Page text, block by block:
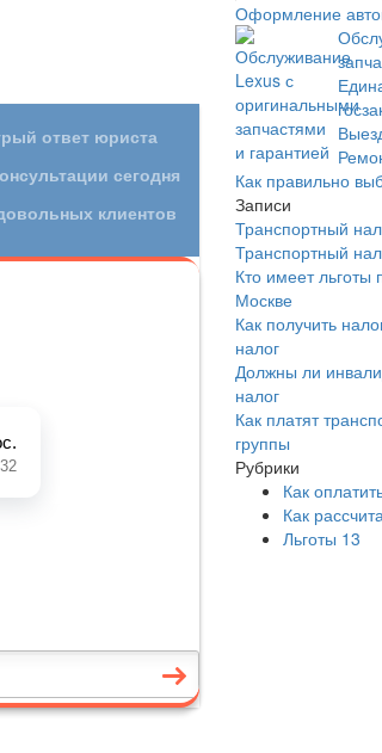
Оформление
Как правильно
Записи
Транспортный
Транспортный
Кто имеет льготы
Москве
Как получить
налог
Должны ли
налог
Как платят
группы
Рубрики
Как
Как
Льготы 13